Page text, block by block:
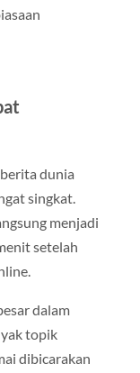
dunia
singkat.
menjadi
setelah
dalam
topik
dibicarakan